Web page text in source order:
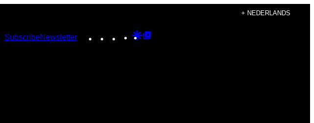
+ NEDERLANDS
SubscribeNewsletter Instagram
TikTokYouTube
Google